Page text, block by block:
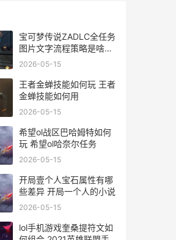
宝可梦传说ZADLC全任务
图片文字流程策略是啥子
宝可梦传说ZAdlc全图鉴
2026-05-15
王者金蝉技能如何玩 王者
金蝉技能如何用
2026-05-15
希望ol战区巴哈姆特如何
玩 希望ol哈奈尔任务
2026-05-15
开局壹个人宝石属性有哪
些差异 开局一个人的小说
2026-05-15
lol手机游戏奎桑提符文如